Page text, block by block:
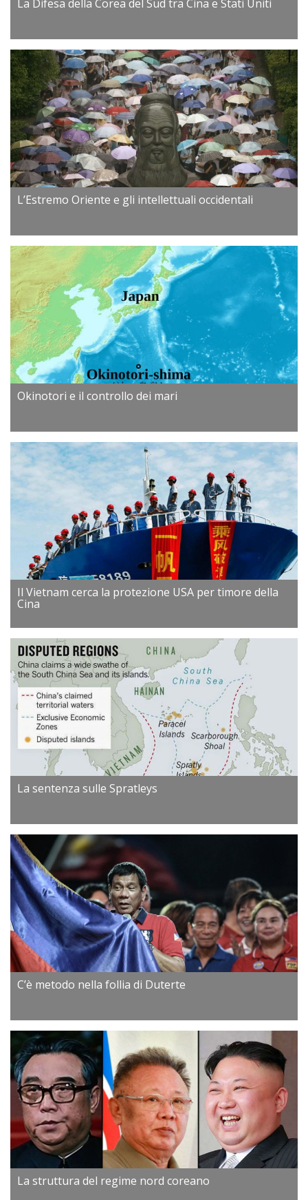
La Difesa della Corea del Sud tra Cina e Stati Uniti
L’Estremo Oriente e gli intellettuali occidentali
Okinotori e il controllo dei mari
Il Vietnam cerca la protezione USA per timore della
Cina
La sentenza sulle Spratleys
C’è metodo nella follia di Duterte
La struttura del regime nord coreano